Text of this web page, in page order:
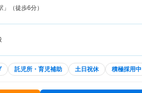
（徒歩6分）
託児所・育児補助 土日祝休 積極採用中